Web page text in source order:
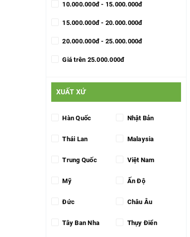
10.000.000đ - 15.000.000đ
15.000.000đ - 20.000.000đ
20.000.000đ - 25.000.000đ
Giá trên 25.000.000đ
XUẤT XỨ
Hàn Quốc Nhật Bản
Thái Lan Malaysia
Trung Quốc Việt Nam
Mỹ Ấn Độ
Đức Châu Âu
Tây Ban Nha Thụy Điển